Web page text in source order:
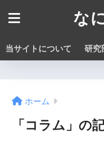
な
当サイトについて 研究
ホーム
「コラム」の